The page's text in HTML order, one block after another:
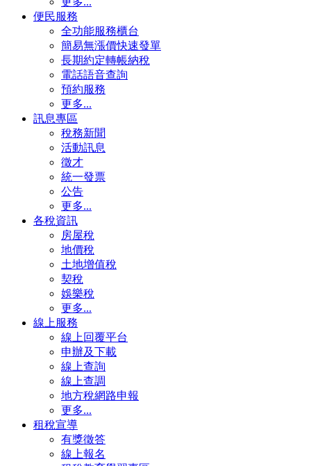
便民服務
全功能服務櫃台
簡易無漲價快速發單
長期約定轉帳納稅
電話語音查詢
預約服務
更多...
訊息專區
稅務新聞
活動訊息
徵才
統一發票
公告
更多...
各稅資訊
房屋稅
地價稅
土地增值稅
契稅
娛樂稅
更多...
線上服務
線上回覆平台
申辦及下載
線上查詢
線上查調
地方稅網路申報
更多...
租稅宣導
有獎徵答
線上報名